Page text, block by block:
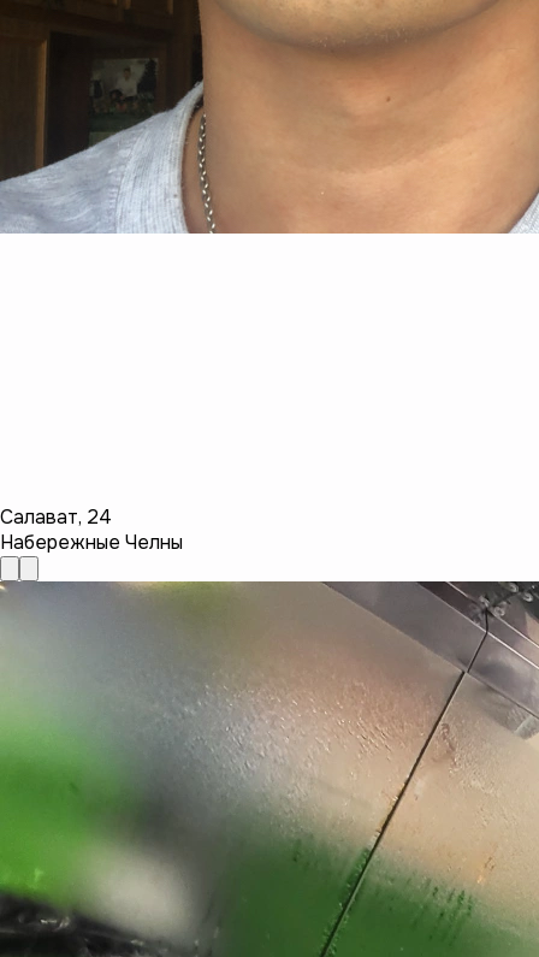
Салават, 24
Набережные Челны